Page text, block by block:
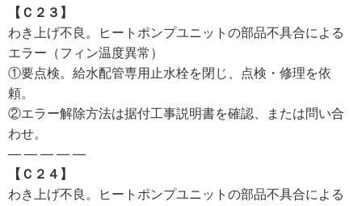
【Ｃ２３】
わき上げ不良。ヒートポンプユニットの部品不具合による
エラー（フィン温度異常）
①要点検。給水配管専用止水栓を閉じ、点検・修理を依
頼。
②エラー解除方法は据付工事説明書を確認、または問い合
わせ。
— — — — —
【Ｃ２４】
わき上げ不良。ヒートポンプユニットの部品不具合による